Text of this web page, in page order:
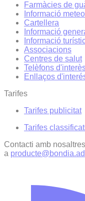
Farmàcies de
Informació
Cartellera
Informació
Informació
Associacions
Centres de salut
Telèfons
Enllaços
Tarifes
Tarifes publicitat
Tarifes
Contacti amb
a producte@bondia.ad